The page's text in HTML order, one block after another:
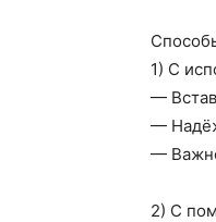
1) С
—
—
—
2) С